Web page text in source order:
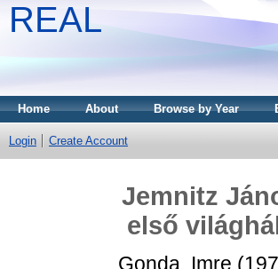
REAL
Home About Browse by Year
Login Create Account
Jemnitz
első
Gonda, Imre